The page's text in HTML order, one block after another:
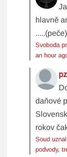
hlavně
Svoboda
an hour
daňové
rokov
Soud
podvody,